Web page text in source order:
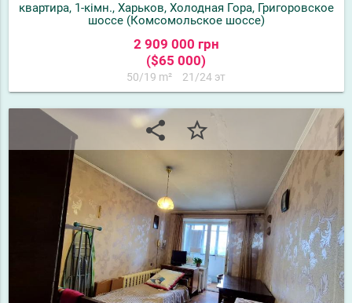
квартира, 1-кімн., Харьков, Холодная Гора, Григоровское
шоссе (Комсомольское шоссе)
2 909 000 грн
($65 000)
50/19 m² 21/24 эт
share star_border